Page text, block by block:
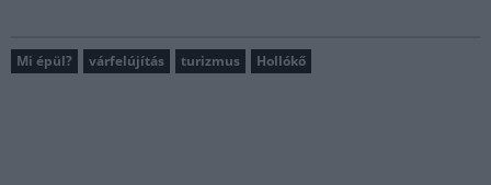
Mi épül? várfelújítás turizmus Hollókő